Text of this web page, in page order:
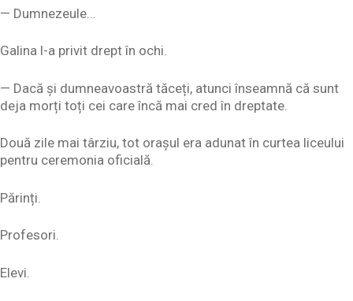
— Dumnezeule…
Galina l-a privit drept în ochi.
— Dacă și dumneavoastră tăceți, atunci înseamnă că sunt
deja morți toți cei care încă mai cred în dreptate.
Două zile mai târziu, tot orașul era adunat în curtea liceului
pentru ceremonia oficială.
Părinți.
Profesori.
Elevi.